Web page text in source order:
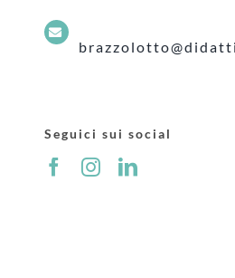
Seguici sui social